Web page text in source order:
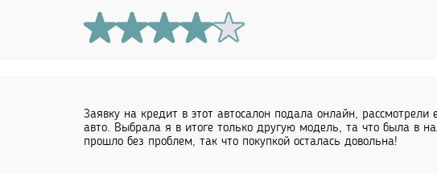
Заявку на кредит в этот автосалон подала онлайн,
авто. Выбрала я в итоге только другую модель, та что была в
прошло без проблем, так что покупкой осталась довольна!